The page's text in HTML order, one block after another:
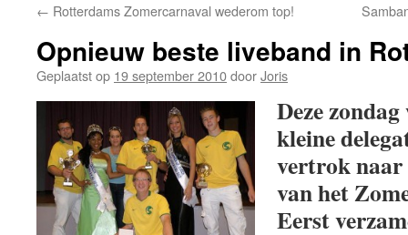
← Rotterdams Zomercarnaval wederom top!
Opnieuw beste liveband in
Geplaatst op 19 september 2010doorJoris
Deze zondag
kleine
vertrok
van het
Eerst